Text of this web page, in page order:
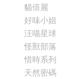
貓倍麗
好味小姐
汪喵星球
怪獸部落
惜時系列
天然密碼